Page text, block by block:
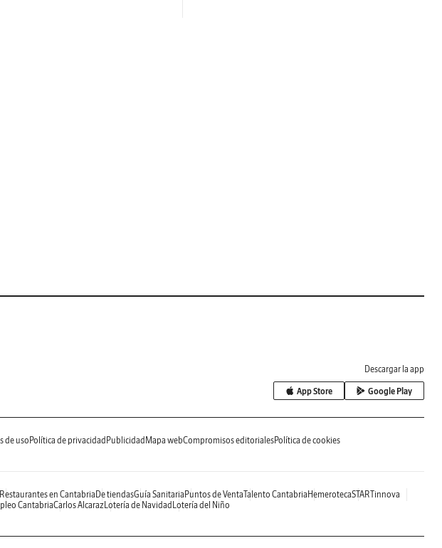
Descargar la app
App Store Google Play
de usoPolítica de privacidad Publicidad Mapa webCompromisos editorialesPolítica de cookies
Restaurantes en Cantabria De tiendasGuía Sanitaria Puntos de VentaTalento Cantabria HemerotecaSTARTinnova
CantabriaCarlos AlcarazLotería de Navidad Lotería del Niño